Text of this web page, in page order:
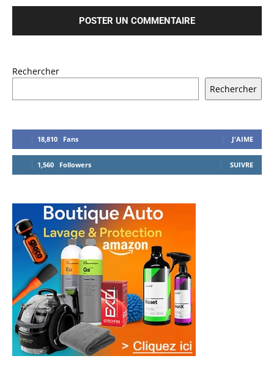
Rechercher
Rechercher
18,810 Fans J'AIME
1,560 Followers SUIVRE